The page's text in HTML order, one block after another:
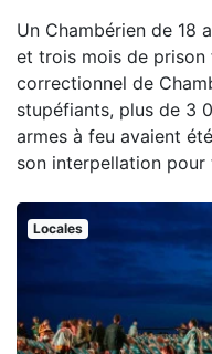
Un Chambérien de 18
et trois mois de prison
correctionnel de
stupéfiants, plus de 3
armes à feu avaient
son interpellation
Locales